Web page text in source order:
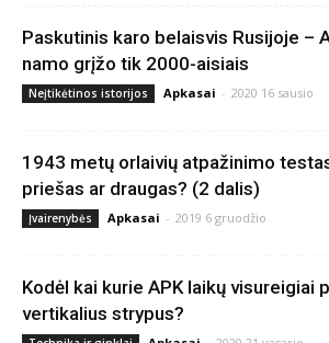
Paskutinis karo belaisvis Rusijoje –
namo grįžo tik 2000-aisiais
Neįtikėtinos istorijos Apkasai - 2020 16 sausio
1943 metų orlaivių atpažinimo
priešas ar draugas? (2 dalis)
Įvairenybės Apkasai - 2019 6 gruodžio
Kodėl kai kurie APK laikų visureigiai
vertikalius strypus?